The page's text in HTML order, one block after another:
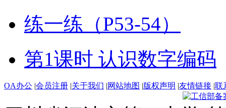
练一练（P53-54）
第1课时 认识数字编码
OA办公 |会员注册 |关于我们 |网站地图 |版权声明 |友情链接 |联